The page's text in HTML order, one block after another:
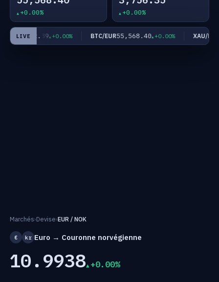
+0.00% +0.00%
LIVE
JPY182.39 +0.00% BTC/EUR55,568.40 +0.00% XAU/EUR
Marchés›Devise›EUR / NOK
€ kr Euro → Couronne norvégienne
10.9938 +0.00%